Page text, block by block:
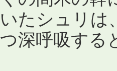
たシュリ
深呼吸する